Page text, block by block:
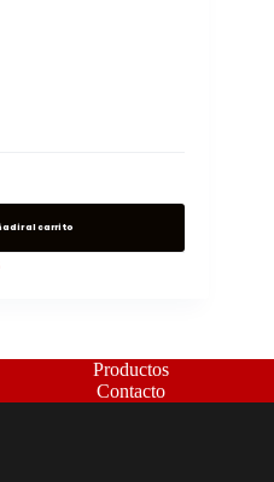
al carrito
Productos
Contacto